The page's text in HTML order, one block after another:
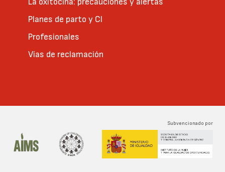
Planes de parto y CI
Profesionales
Vías de reclamación
Subvencionado por